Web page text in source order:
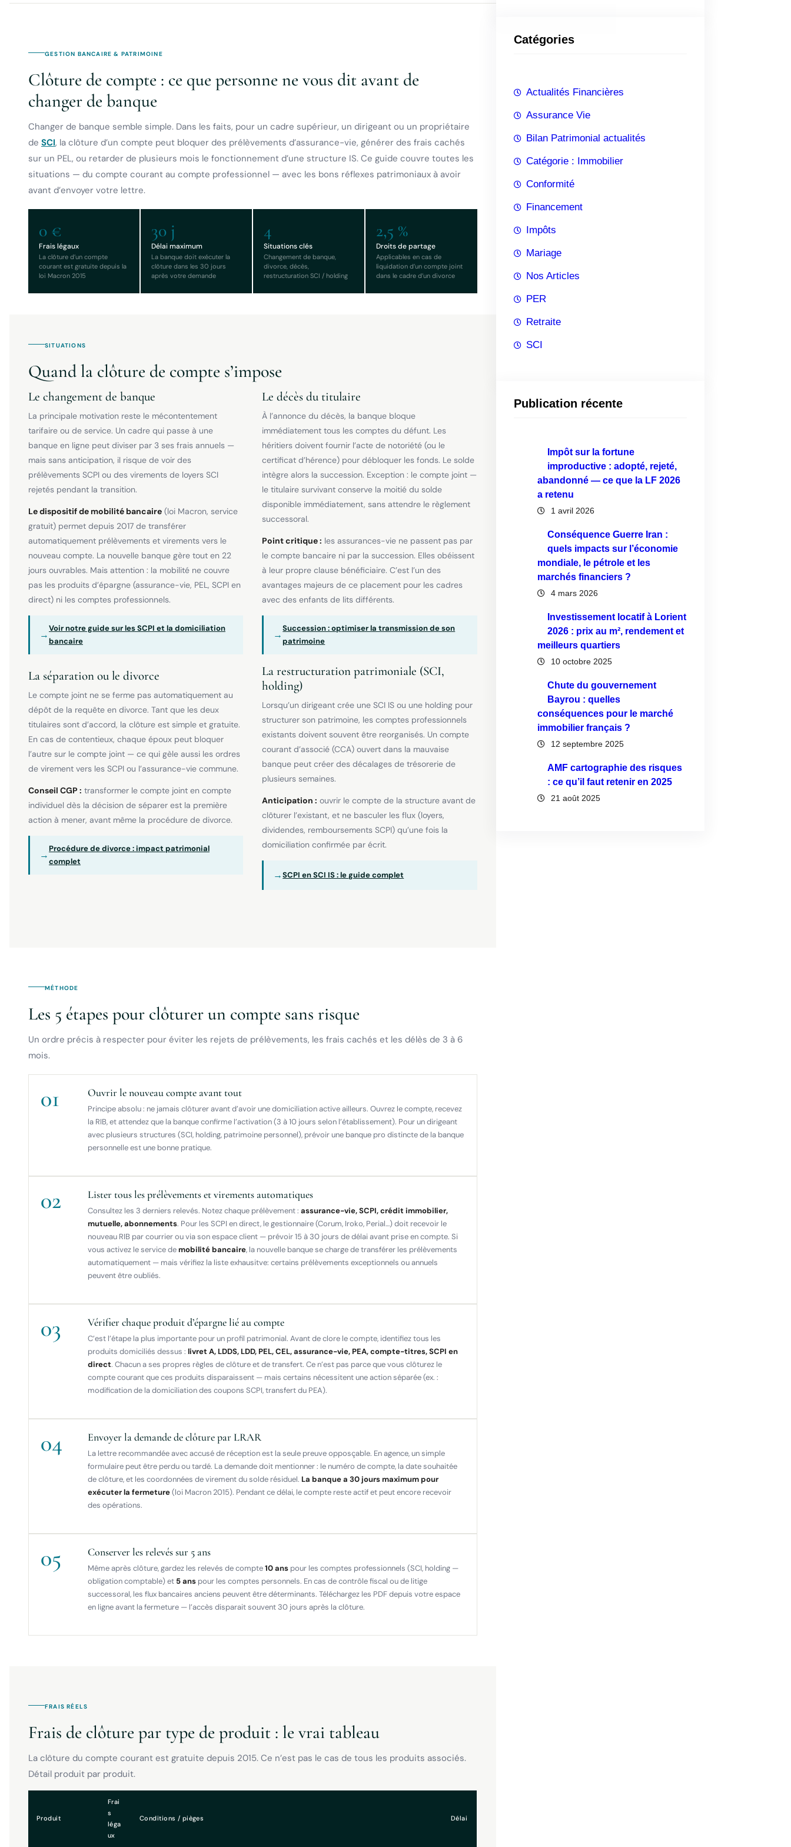
GESTION BANCAIRE & PATRIMOINE
Clôture de compte : ce que personne ne vous dit avant de
changer de banque
Changer de banque semble simple. Dans les faits, pour un cadre supérieur, un dirigeant ou un propriétaire
de SCI, la clôture d’un compte peut bloquer des prélèvements d’assurance-vie, générer des frais cachés
sur un PEL, ou retarder de plusieurs mois le fonctionnement d’une structure IS. Ce guide couvre toutes les
situations — du compte courant au compte professionnel — avec les bons réflexes patrimoniaux à avoir
avant d’envoyer votre lettre.
0 €
Frais légaux
La clôture d’un compte
courant est gratuite depuis la
loi Macron 2015
30 j
Délai maximum
La banque doit exécuter la
clôture dans les 30 jours
après votre demande
4
Situations clés
Changement de banque,
divorce, décès,
restructuration SCI / holding
2,5 %
Droits de partage
Applicables en cas de
liquidation d’un compte joint
dans le cadre d’un divorce
SITUATIONS
Quand la clôture de compte s’impose
Le changement de banque
La principale motivation reste le mécontentement
tarifaire ou de service. Un cadre qui passe à une
banque en ligne peut diviser par 3 ses frais annuels —
mais sans anticipation, il risque de voir des
prélèvements SCPI ou des virements de loyers SCI
rejetés pendant la transition.
Le dispositif de mobilité bancaire (loi Macron, service
gratuit) permet depuis 2017 de transférer
automatiquement prélèvements et virements vers le
nouveau compte. La nouvelle banque gère tout en 22
jours ouvrables. Mais attention : la mobilité ne couvre
pas les produits d’épargne (assurance-vie, PEL, SCPI en
direct) ni les comptes professionnels.
→
Voir notre guide sur les SCPI et la domiciliation
bancaire
La séparation ou le divorce
Le compte joint ne se ferme pas automatiquement au
dépôt de la requête en divorce. Tant que les deux
titulaires sont d’accord, la clôture est simple et gratuite.
En cas de contentieux, chaque époux peut bloquer
l’autre sur le compte joint — ce qui gèle aussi les ordres
de virement vers les SCPI ou l’assurance-vie commune.
Conseil CGP : transformer le compte joint en compte
individuel dès la décision de séparer est la première
action à mener, avant même la procédure de divorce.
→
Procédure de divorce : impact patrimonial
complet
Le décès du titulaire
À l’annonce du décès, la banque bloque
immédiatement tous les comptes du défunt. Les
héritiers doivent fournir l’acte de notoriété (ou le
certificat d’hérence) pour débloquer les fonds. Le solde
intègre alors la succession. Exception : le compte joint —
le titulaire survivant conserve la moitié du solde
disponible immédiatement, sans attendre le règlement
successoral.
Point critique : les assurances-vie ne passent pas par
le compte bancaire ni par la succession. Elles obéissent
à leur propre clause bénéficiaire. C’est l’un des
avantages majeurs de ce placement pour les cadres
avec des enfants de lits différents.
→
Succession : optimiser la transmission de son
patrimoine
La restructuration patrimoniale (SCI,
holding)
Lorsqu’un dirigeant crée une SCI IS ou une holding pour
structurer son patrimoine, les comptes professionnels
existants doivent souvent être reorganisés. Un compte
courant d’associé (CCA) ouvert dans la mauvaise
banque peut créer des décalages de trésorerie de
plusieurs semaines.
Anticipation : ouvrir le compte de la structure avant de
clôturer l’existant, et ne basculer les flux (loyers,
dividendes, remboursements SCPI) qu’une fois la
domiciliation confirmée par écrit.
→SCPI en SCI IS : le guide complet
MÉTHODE
Les 5 étapes pour clôturer un compte sans risque
Un ordre précis à respecter pour éviter les rejets de prélèvements, les frais cachés et les délès de 3 à 6
mois.
01 Ouvrir le nouveau compte avant tout
Principe absolu : ne jamais clôturer avant d’avoir une domiciliation active ailleurs. Ouvrez le compte, recevez
la RIB, et attendez que la banque confirme l’activation (3 à 10 jours selon l’établissement). Pour un dirigeant
avec plusieurs structures (SCI, holding, patrimoine personnel), prévoir une banque pro distincte de la banque
personnelle est une bonne pratique.
02 Lister tous les prélèvements et virements automatiques
Consultez les 3 derniers relevés. Notez chaque prélèvement : assurance-vie, SCPI, crédit immobilier,
mutuelle, abonnements. Pour les SCPI en direct, le gestionnaire (Corum, Iroko, Perial…) doit recevoir le
nouveau RIB par courrier ou via son espace client — prévoir 15 à 30 jours de délai avant prise en compte. Si
vous activez le service demobilité bancaire, la nouvelle banque se charge de transférer les prélèvements
automatiquement — mais vérifiez la liste exhausitve: certains prélèvements exceptionnels ou annuels
peuvent être oubliés.
03 Vérifier chaque produit d’épargne lié au compte
C’est l’étape la plus importante pour un profil patrimonial. Avant de clore le compte, identifiez tous les
produits domiciliés dessus : livret A, LDDS, LDD, PEL, CEL, assurance-vie, PEA, compte-titres, SCPI en
direct. Chacun a ses propres règles de clôture et de transfert. Ce n’est pas parce que vous clôturez le
compte courant que ces produits disparaissent — mais certains nécessitent une action séparée (ex. :
modification de la domiciliation des coupons SCPI, transfert du PEA).
04 Envoyer la demande de clôture par LRAR
La lettre recommandée avec accusé de réception est la seule preuve opposçable. En agence, un simple
formulaire peut être perdu ou tardé. La demande doit mentionner : le numéro de compte, la date souhaitée
de clôture, et les coordonnées de virement du solde résiduel. La banque a 30 jours maximum pour
exécuter la fermeture(loi Macron 2015). Pendant ce délai, le compte reste actif et peut encore recevoir
des opérations.
05 Conserver les relevés sur 5 ans
Même après clôture, gardez les relevés de compte10 ans pour les comptes professionnels (SCI, holding —
obligation comptable) et 5 ans pour les comptes personnels. En cas de contrôle fiscal ou de litige
successoral, les flux bancaires anciens peuvent être déterminants. Téléchargez les PDF depuis votre espace
en ligne avant la fermeture — l’accès disparait souvent 30 jours après la clôture.
FRAIS RÉELS
Frais de clôture par type de produit : le vrai tableau
La clôture du compte courant est gratuite depuis 2015. Ce n’est pas le cas de tous les produits associés.
Détail produit par produit.
Produit
Frai
s
léga
ux
Conditions / pièges Délai
e
h
e
Catégories
Actualités Financières
Assurance Vie
Bilan Patrimonial actualités
Catégorie : Immobilier
Conformité
Financement
Impôts
Mariage
Nos Articles
PER
Retraite
SCI
Publication récente
Impôt sur la fortune
improductive : adopté, rejeté,
abandonné — ce que la LF 2026
a retenu
1 avril 2026
Conséquence Guerre Iran :
quels impacts sur l’économie
mondiale, le pétrole et les
marchés financiers ?
4 mars 2026
Investissement locatif à Lorient
2026 : prix au m², rendement et
meilleurs quartiers
10 octobre 2025
Chute du gouvernement
Bayrou : quelles
conséquences pour le marché
immobilier français ?
12 septembre 2025
AMF cartographie des risques
: ce qu’il faut retenir en 2025
21 août 2025